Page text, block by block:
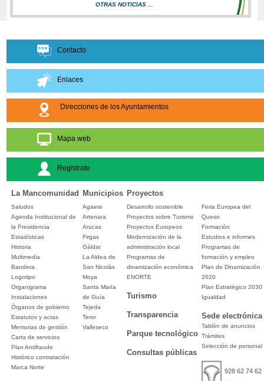
OTRAS NOTICIAS ...
Contacto
Enlaces
Direcciones de los Ayuntamientos
Mapa web
Regístrate
La Mancomunidad Municipios Proyectos
Saludos
Agenda Institucional de
la Presidencia
Estadísticas
Historia
Multimedia
Bandera
Logotipo
Organigrama
Instalaciones
Órganos de gobierno
Estatutos y actas
Memorias de gestión
Carta de servicios
Plan Antifraude
Histórico contratación
Marca Norte
Agaete
Artenara
Arucas
Firgas
Gáldar
La Aldea de
San Nicolás
Moya
Santa María
de Guía
Tejeda
Teror
Valleseco
Desarrollo sostenible
Proyectos sobre Turismo
Proyectos Europeos
Modernización de la
administración local
Programas de
dinamización económica
ENORTE
Turismo
Transparencia
Parque tecnológico
Consultas públicas
Feria Europea del
Queso
Formación
Estudios e informes
Programas de
formación y empleo
Plan de Dinamización
2020
Plan Estratégico 2030
Igualdad
Sede electrónica
Tablón de anuncios
Trámites
Selección de personal
928 62 74 62